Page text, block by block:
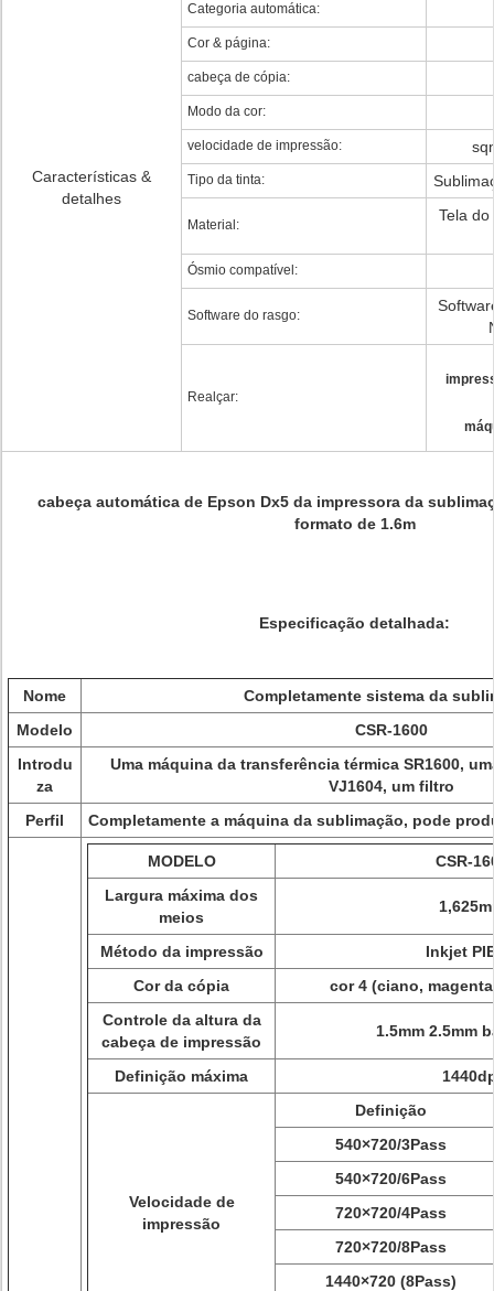
Características &
detalhes
Categoria automática:
Cor & página:
cabeça de cópia:
Modo da cor:
velocidade de impressão:
Tipo da tinta:
Material:
Tela
Ósmio compatível:
Software do rasgo:
Realçar:
cabeça automática de Epson Dx5 da impressora da
formato de 1.6m
Especificação detalhada:
Nome
Completamente sistema da
Modelo
CSR-1600
Introdu
za
Uma máquina da transferência térmica SR1600,
VJ1604, um filtro
Perfil
Completamente a máquina da sublimação, pode
MODELO
CSR-
Largura máxima dos
meios
Método da impressão
Inkjet
Cor da cópia
cor 4 (ciano,
Controle da altura da
cabeça de impressão
1.5mm 2.5mm
Definição máxima
Velocidade de
impressão
Definição
540×720/3Pass
540×720/6Pass
720×720/4Pass
720×720/8Pass
1440×720 (8Pass)